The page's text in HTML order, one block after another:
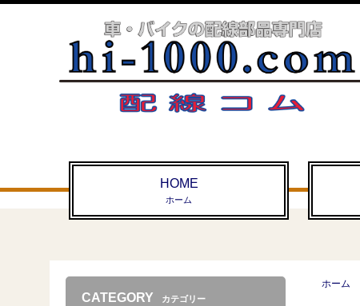
HOME
ホーム
ホーム
CATEGORY カテゴリー